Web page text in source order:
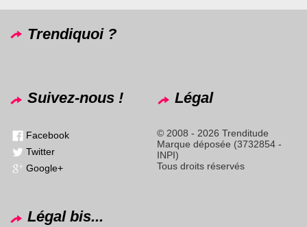
Trendiquoi ?
Suivez-nous !
Facebook
Twitter
Google+
Légal
© 2008 - 2026 Trenditude
Marque déposée (3732854 -
INPI)
Tous droits réservés
Légal bis...